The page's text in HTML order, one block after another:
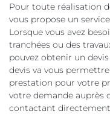
Pour toute réalisation
vous propose un
Lorsque vous avez
tranchées ou des
pouvez obtenir un
devis va vous
prestation pour votre
votre demande auprès
contactant directement.